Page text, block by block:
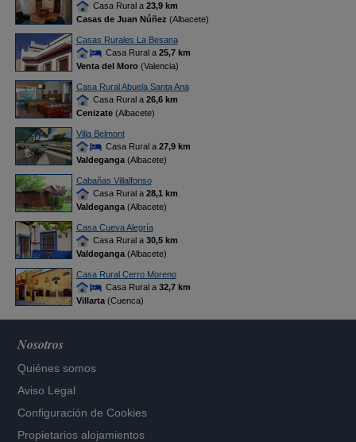
Casa Rural a 23,9 km
Casas de Juan Núñez (Albacete)
Casas Rurales La Besana
Casa Rural a 25,7 km
Venta del Moro(Valencia)
Casa Rural Abuela Santa Ana
Casa Rural a 26,6 km
Cenizate(Albacete)
Villa Belmont
Casa Rural a 27,9 km
Valdeganga(Albacete)
Cabañas Villalfonso
Casa Rural a 28,1 km
Valdeganga(Albacete)
Casa Cueva Alegría
Casa Rural a 30,5 km
Valdeganga(Albacete)
Casa Rural Cerro Moreno
Casa Rural a 32,7 km
Villarta(Cuenca)
Nosotros
Quiénes somos
Aviso Legal
Configuración de Cookies
Propietarios alojamientos